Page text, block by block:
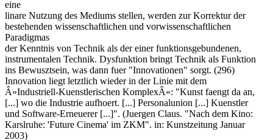
eine
linare Nutzung des Mediums stellen, werden zur Korrektur der
bestehenden wissenschaftlichen und vorwissenschaftlichen
Paradigmas
der Kenntnis von Technik als der einer funktionsgebundenen,
instrumentalen Technik. Dysfunktion bringt Technik als Funktion
ins Bewusztsein, was dann fuer "Innovationen" sorgt. (296)
Innovation liegt letztlich wieder in der Linie mit dem
Â»Industriell-Kuenstlerischen KomplexÂ«: "Kunst faengt da an,
[...] wo die Industrie aufhoert. [...] Personalunion [...] Kuenstler
und Software-Erneuerer [...]". (Juergen Claus. "Nach dem Kino:
Karslruhe: 'Future Cinema' im ZKM". in: Kunstzeitung Januar
2003)